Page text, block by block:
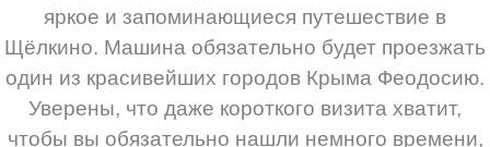
яркое и запоминающиеся путешествие в
Щёлкино. Машина обязательно будет проезжать
один из красивейших городов Крыма Феодосию.
Уверены, что даже короткого визита хватит,
чтобы вы обязательно нашли немного времени,